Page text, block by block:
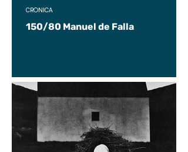
150/80 Manuel de Falla
CRÓNICA